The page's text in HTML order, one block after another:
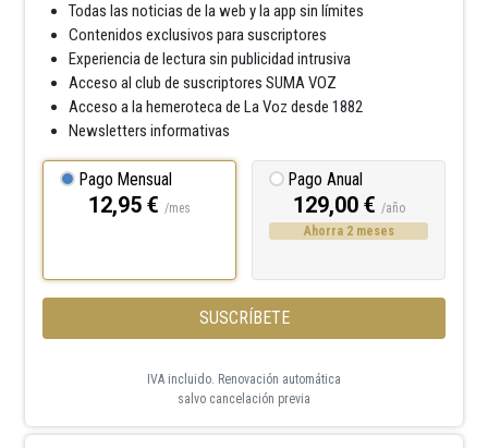
Todas las noticias de la web y la app sin límites
Contenidos exclusivos para suscriptores
Experiencia de lectura sin publicidad intrusiva
Acceso al club de suscriptores SUMA VOZ
Acceso a la hemeroteca de La Voz desde 1882
Newsletters informativas
Pago Mensual
12,95 € /mes
Pago Anual
129,00 € /año
Ahorra 2 meses
SUSCRÍBETE
IVA incluido. Renovación automática
salvo cancelación previa